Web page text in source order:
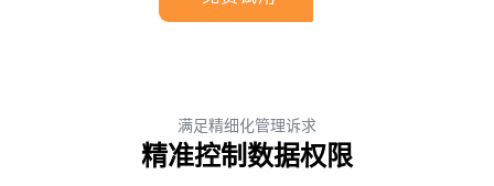
满足精细化管理诉求
精准控制数据权限